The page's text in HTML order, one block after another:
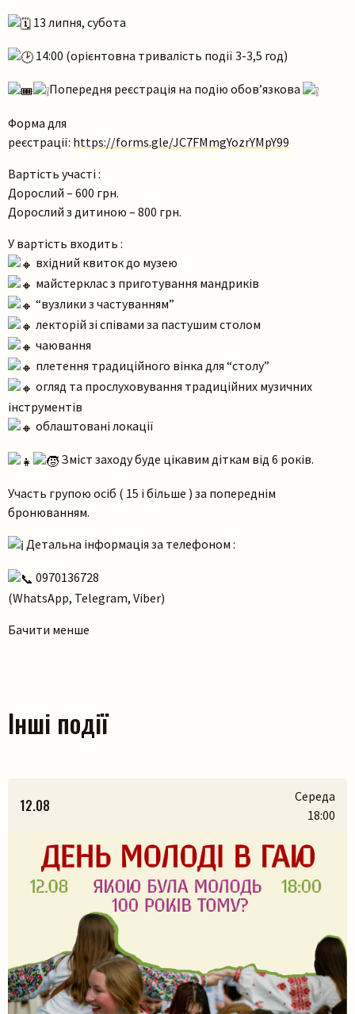
13 липня, субота
14:00 (орієнтовна тривалість події 3-3,5 год)
Попередня реєстрація на подію обовʼязкова
Форма для
реєстрації: https://forms.gle/JC7FMmgYozrYMpY99
Вартість участі :
Дорослий – 600 грн.
Дорослий з дитиною – 800 грн.
У вартість входить :
вхідний квиток до музею
майстерклас з приготування мандриків
“вузлики з частуванням”
лекторій зі співами за пастушим столом
чаювання
плетення традиційного вінка для “столу”
огляд та прослуховування традиційних музичних
інструментів
облаштовані локації
Зміст заходу буде цікавим діткам від 6 років.
Участь групою осіб ( 15 і більше ) за попереднім
бронюванням.
Детальна інформація за телефоном :
0970136728
(WhatsApp, Telegram, Viber)
Бачити менше
Інші події
12.08
Середа
18:00